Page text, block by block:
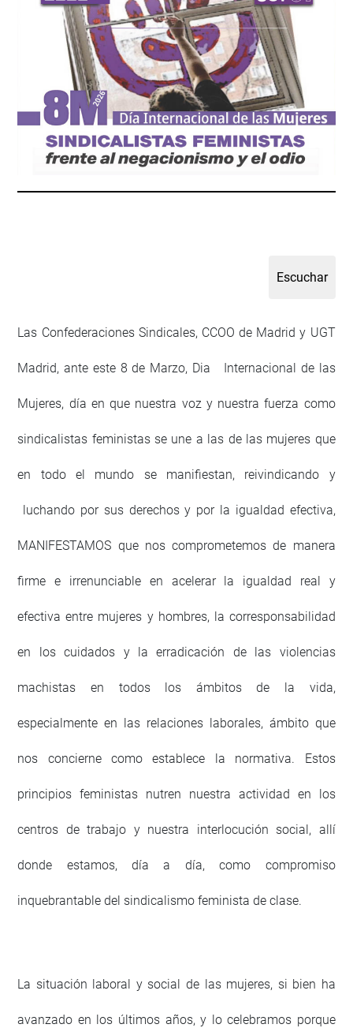
Las Confederaciones Sindicales, CCOO de Madrid y UGT
Madrid, ante este 8 de Marzo, Dia Internacional de las
Mujeres, día en que nuestra voz y nuestra fuerza como
sindicalistas feministas se une a las de las mujeres que
en todo el mundo se manifiestan, reivindicando y
luchando por sus derechos y por la igualdad efectiva,
MANIFESTAMOS que nos comprometemos de manera
firme e irrenunciable en acelerar la igualdad real y
efectiva entre mujeres y hombres, la corresponsabilidad
en los cuidados y la erradicación de las violencias
machistas en todos los ámbitos de la vida,
especialmente en las relaciones laborales, ámbito que
nos concierne como establece la normativa. Estos
principios feministas nutren nuestra actividad en los
centros de trabajo y nuestra interlocución social, allí
donde estamos, día a día, como compromiso
inquebrantable del sindicalismo feminista de clase.
La situación laboral y social de las mujeres, si bien ha
avanzado en los últimos años, y lo celebramos porque